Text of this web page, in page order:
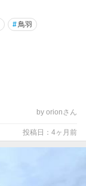
#鳥羽
by orionさん
投稿日：4ヶ月前